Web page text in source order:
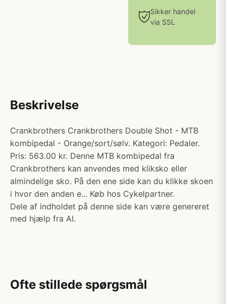
Sikker handel
via SSL
Beskrivelse
Crankbrothers Crankbrothers Double Shot - MTB
kombipedal - Orange/sort/sølv. Kategori: Pedaler.
Pris: 563.00 kr. Denne MTB kombipedal fra
Crankbrothers kan anvendes med kliksko eller
almindelige sko. På den ene side kan du klikke skoen
i hvor den anden e... Køb hos Cykelpartner.
Dele af indholdet på denne side kan være genereret
med hjælp fra AI.
Ofte stillede spørgsmål